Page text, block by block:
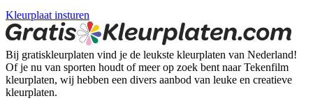
Kleurplaat insturen
Bij gratiskleurplaten vind je de leukste kleurplaten van Nederland!
Of je nu van sporten houdt of meer op zoek bent naar Tekenfilm
kleurplaten, wij hebben een divers aanbod van leuke en creatieve
kleurplaten.